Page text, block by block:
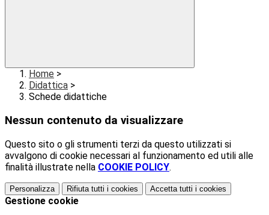
Home >
Didattica >
Schede didattiche
Nessun contenuto da visualizzare
Questo sito o gli strumenti terzi da questo utilizzati si
avvalgono di cookie necessari al funzionamento ed utili alle
finalità illustrate nella COOKIE POLICY.
Personalizza Rifiuta tutti i cookies Accetta tutti i cookies
Gestione cookie